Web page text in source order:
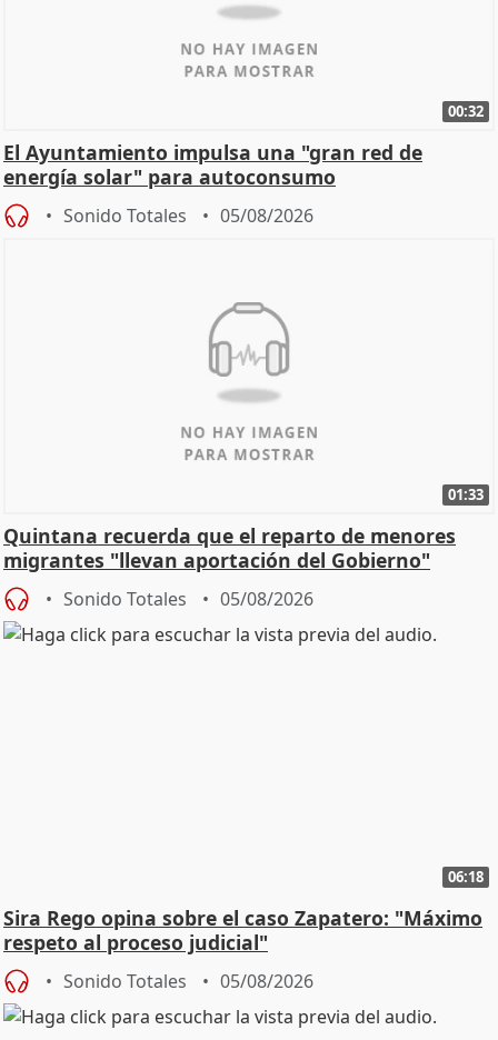
00:32
El Ayuntamiento impulsa una "gran red de
energía solar" para autoconsumo
Sonido Totales 05/08/2026
01:33
Quintana recuerda que el reparto de menores
migrantes "llevan aportación del Gobierno"
central
Sonido Totales 05/08/2026
06:18
Sira Rego opina sobre el caso Zapatero: "Máximo
respeto al proceso judicial"
Sonido Totales 05/08/2026